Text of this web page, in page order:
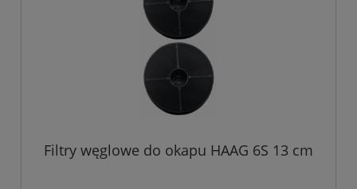
Filtry węglowe do okapu HAAG 6S 13 cm